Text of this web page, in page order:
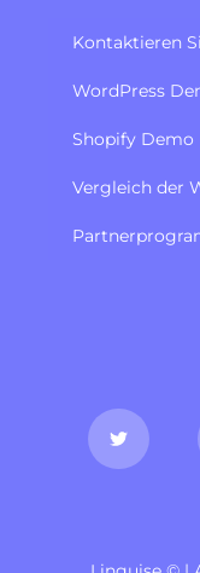
Kontaktieren
WordPress
Shopify Demo
Vergleich der